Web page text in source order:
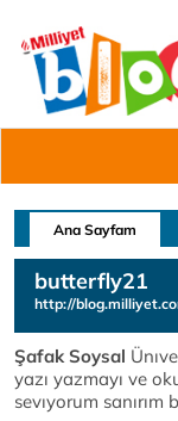
Ana Sayfam
butterfly21
http://
Şafak Soysal
yazı yazmayı ve
sevıyorum sanırım